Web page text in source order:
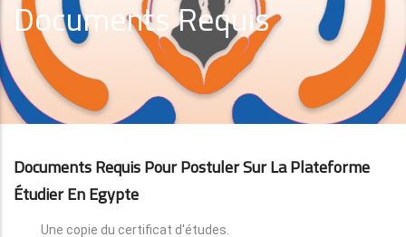
Documents Requis
Documents Requis Pour Postuler Sur La Plateforme
Étudier En Egypte
Une copie du certificat d'études.